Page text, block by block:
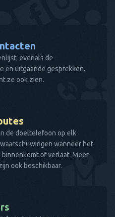
evenals de
en uitgaande gesprekken.
ze ook zien.
de doeltelefoon op elk
wanneer het
of verlaat. Meer
ook beschikbaar.